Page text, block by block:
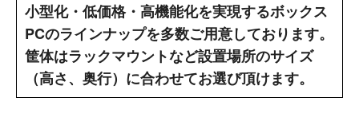
小型化・低価格・高機能化を実現するボックス
PCのラインナップを多数ご用意しております。
筐体はラックマウントなど設置場所のサイズ
（高さ、奥行）に合わせてお選び頂けます。